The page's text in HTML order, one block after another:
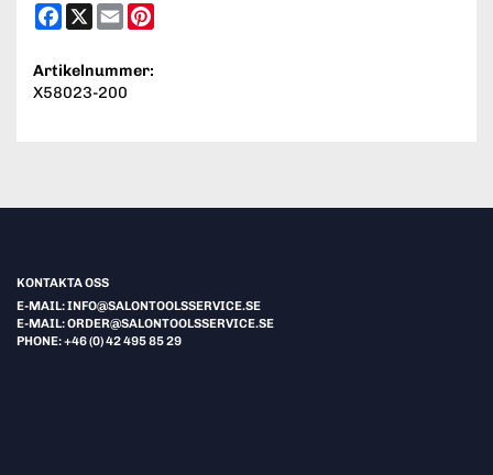
Facebook
X Email
Artikelnummer:
X58023-200
KONTAKTA OSS
E-MAIL: INFO@SALONTOOLSSERVICE.SE
E-MAIL: ORDER@SALONTOOLSSERVICE.SE
PHONE: +46 (0) 42 495 85 29